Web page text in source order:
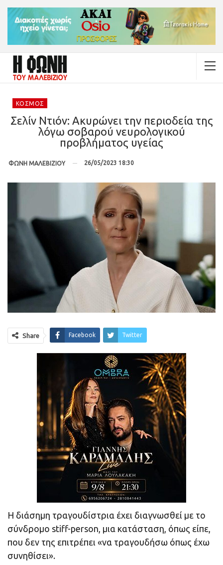
ΚΌΣΜΟΣ
Σελίν Ντιόν: Ακυρώνει την περιοδεία της
λόγω σοβαρού νευρολογικού
προβλήματος υγείας
ΦΩΝΗ ΜΑΛΕΒΙΖΙΟΥ 26/05/2023 18:30
Share Facebook Twitter
Η διάσημη τραγουδίστρια έχει διαγνωσθεί με το
σύνδρομο stiff-person, μια κατάσταση, όπως είπε,
που δεν της επιτρέπει «να τραγουδήσω όπως έχω
συνηθίσει».